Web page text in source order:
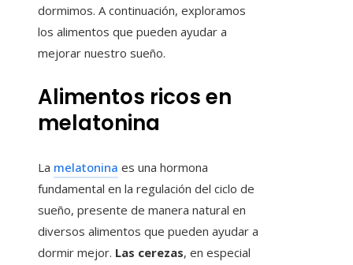
dormimos. A continuación, exploramos
los alimentos que pueden ayudar a
mejorar nuestro sueño.
Alimentos ricos en
melatonina
La melatonina es una hormona
fundamental en la regulación del ciclo de
sueño, presente de manera natural en
diversos alimentos que pueden ayudar a
dormir mejor. Las cerezas, en especial